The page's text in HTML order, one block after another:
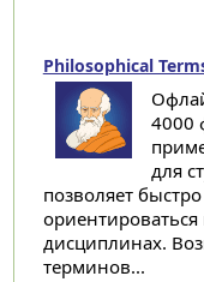
Philosophical
4000
для
позволяет
дисциплинах.
терминов...